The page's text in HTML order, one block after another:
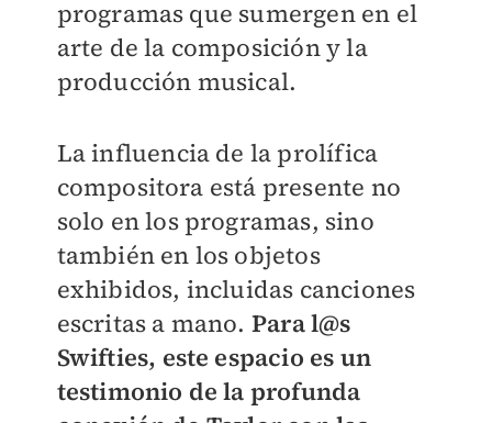
programas que sumergen en el
arte de la composición y la
producción musical.
La influencia de la prolífica
compositora está presente no
solo en los programas, sino
también en los objetos
exhibidos, incluidas canciones
escritas a mano. Para l@s
Swifties, este espacio es un
testimonio de la profunda